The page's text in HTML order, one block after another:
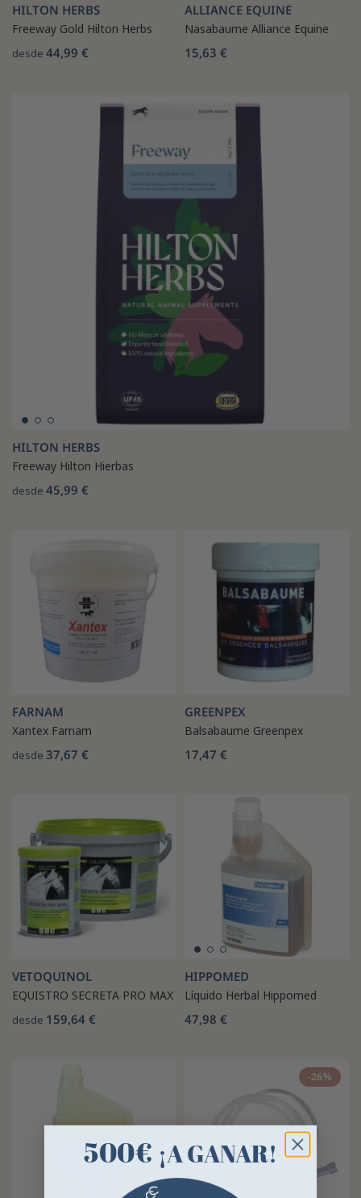
HILTON HERBS
Freeway Gold Hilton Herbs
desde 44,99 €
ALLIANCE EQUINE
Nasabaume Alliance Equine
15,63 €
HILTON HERBS
Freeway Hilton Hierbas
desde 45,99 €
FARNAM
Xantex Farnam
desde 37,67 €
GREENPEX
Balsabaume Greenpex
17,47 €
VETOQUINOL
EQUISTRO SECRETA PRO MAX
desde 159,64 €
HIPPOMED
Líquido Herbal Hippomed
47,98 €
-26%
500€ ¡A GANAR!